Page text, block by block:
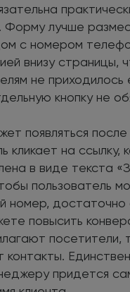
Форму лучше
с номером
внизу страницы,
не приходилось
кнопку не
появляться после
кликает на ссылку,
в виде текста
пользователь
номер, достаточно
повысить
посетители,
контакты.
придется